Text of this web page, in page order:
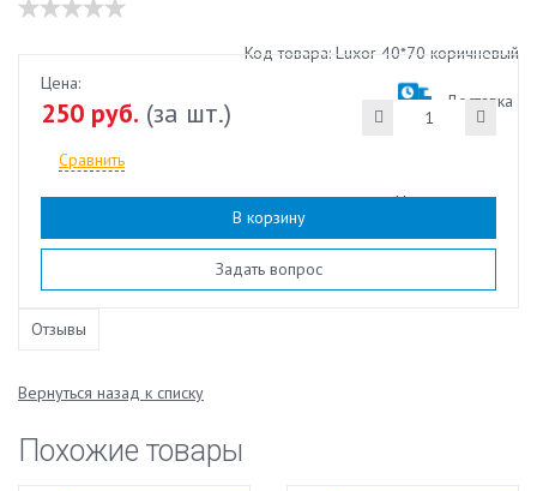
Наличие:есть
Код товара: Luxor 40*70 коричневый
Доставка
Цена:
250 руб. (за шт.)
Сравнить
В корзину
Задать вопрос
Отзывы
Вернуться назад к списку
Похожие товары